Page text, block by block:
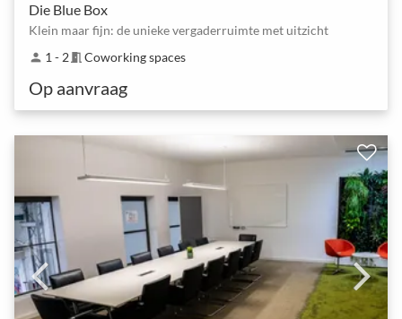
Die Blue Box
Klein maar fijn: de unieke vergaderruimte met uitzicht
person 1 - 2meeting_room Coworking spaces
Op aanvraag